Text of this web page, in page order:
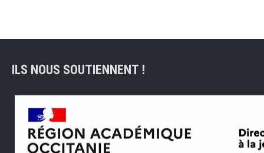
ILS NOUS SOUTIENNENT !